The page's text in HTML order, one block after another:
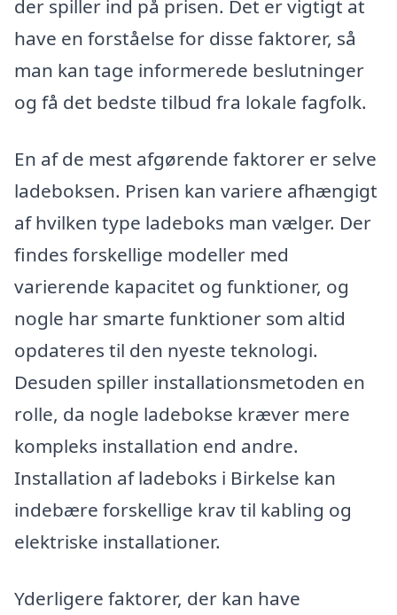
der spiller ind på prisen. Det er vigtigt at
have en forståelse for disse faktorer, så
man kan tage informerede beslutninger
og få det bedste tilbud fra lokale fagfolk.
En af de mest afgørende faktorer er selve
ladeboksen. Prisen kan variere afhængigt
af hvilken type ladeboks man vælger. Der
findes forskellige modeller med
varierende kapacitet og funktioner, og
nogle har smarte funktioner som altid
opdateres til den nyeste teknologi.
Desuden spiller installationsmetoden en
rolle, da nogle ladebokse kræver mere
kompleks installation end andre.
Installation af ladeboks i Birkelse kan
indebære forskellige krav til kabling og
elektriske installationer.
Yderligere faktorer, der kan have